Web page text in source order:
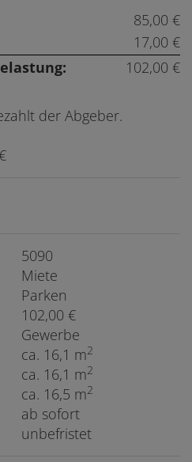
85,00 €
17,00 €
102,00 €
der Abgeber.
5090
Miete
Parken
102,00 €
Gewerbe
ca. 16,1 m2
ca. 16,1 m2
ca. 16,5 m2
ab sofort
unbefristet